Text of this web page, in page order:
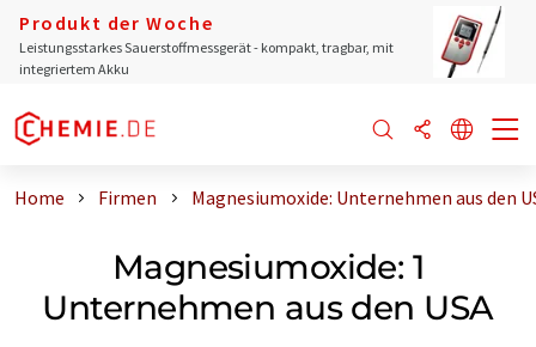
Produkt der Woche
Leistungsstarkes Sauerstoffmessgerät - kompakt, tragbar, mit
integriertem Akku
Home Firmen Magnesiumoxide: Unternehmen aus den
Magnesiumoxide: 1
Unternehmen aus den USA